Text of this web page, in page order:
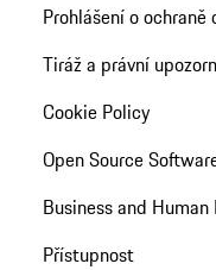
Prohlášení o
Tiráž a právní
Cookie Policy
Open Source
Business and Human
Přístupnost